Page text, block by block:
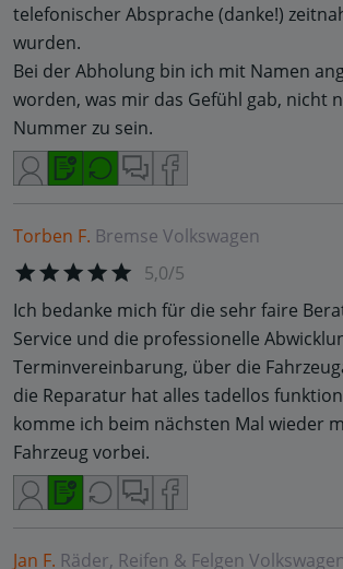
telefonischer Absprache (danke!)
wurden.
Bei der Abholung bin ich mit Namen
worden, was mir das Gefühl gab, nicht
Nummer zu sein.
Torben F. Bremse Volkswagen
5,0/5
Ich bedanke mich für die sehr faire
Service und die professionelle
Terminvereinbarung, über die
die Reparatur hat alles tadellos
komme ich beim nächsten Mal wieder
Fahrzeug vorbei.
Jan F. Räder, Reifen & Felgen Volkswagen